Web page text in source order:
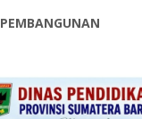
PEMBANGUNAN